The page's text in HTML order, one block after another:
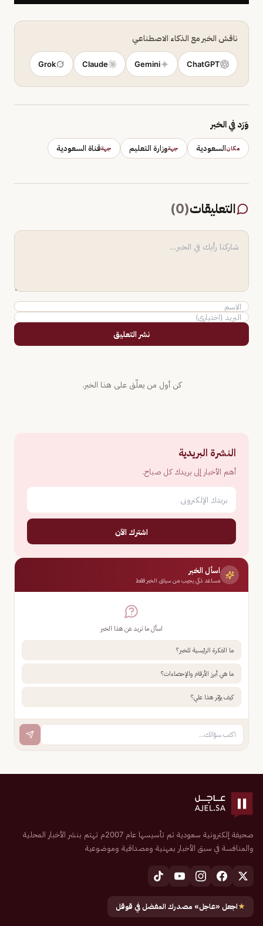
ناقش الخبر مع الذكاء الاصطناعي
ChatGPT
Gemini
Claude
Grok
وَرَد في الخبر
مكانالسعودية جهةوزارة التعليم جهةقناة السعودية
التعليقات(
0
)
نشر التعليق
كن أول من يعلّق على هذا الخبر.
النشرة البريدية
أهم الأخبار إلى بريدك كل صباح.
اشترك الآن
اسأل الخبر
مساعد ذكي يجيب من سياق الخبر فقط
اسأل ما تريد عن هذا الخبر
ما الفكرة الرئيسية للخبر؟
ما هي أبرز الأرقام والإحصاءات؟
كيف يؤثر هذا علي؟
صحيفة إلكترونية سعودية تم تأسيسها عام 2007م تهتم بنشر الأخبار المحلية
والمنافسة في سبق الأخبار بمهنية ومصداقية وموضوعية
★اجعل «عاجل» مصدرك المفضل في قوقل